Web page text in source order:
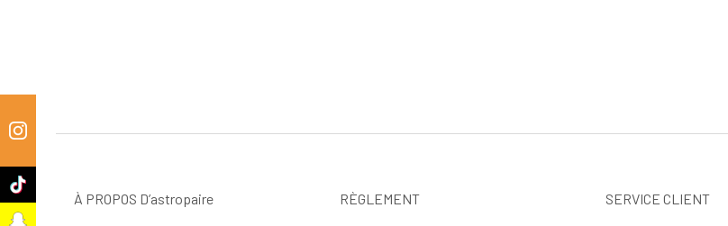
À PROPOS D’astropaire RÈGLEMENT SERVICE CLIENT